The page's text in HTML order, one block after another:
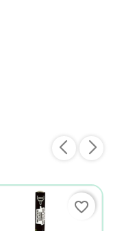
favorite_border